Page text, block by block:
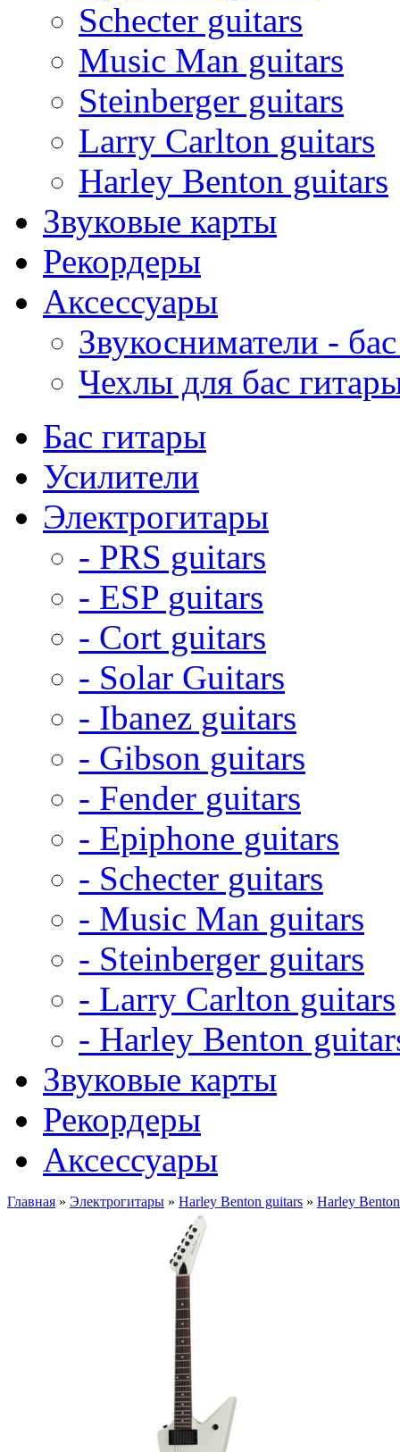
Schecter guitars
Music Man guitars
Steinberger guitars
Larry Carlton guitars
Harley Benton guitars
Звуковые карты
Рекордеры
Аксессуары
Звукосниматели -
Чехлы для бас
Бас гитары
Усилители
Электрогитары
- PRS guitars
- ESP guitars
- Cort guitars
- Solar Guitars
- Ibanez guitars
- Gibson guitars
- Fender guitars
- Epiphone guitars
- Schecter guitars
- Music Man guitars
- Steinberger guitars
- Larry Carlton guitars
- Harley Benton
Звуковые карты
Рекордеры
Аксессуары
Главная » Электрогитары » Harley Benton guitars » Harley